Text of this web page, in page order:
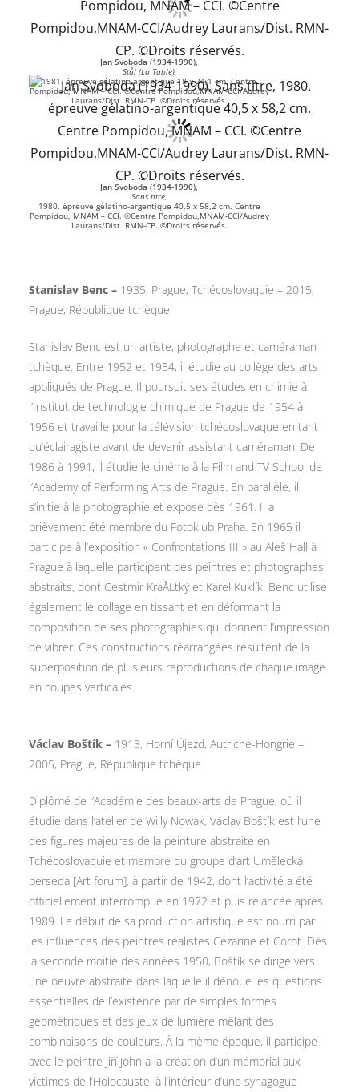
Jan Svoboda (1934-1990),
Stůl (La Table),
1981. épreuve gélatino-argentique 18 x 24,1 cm. Centre
Pompidou, MNAM – CCI. ©Centre Pompidou,MNAM-CCI/Audrey
Laurans/Dist. RMN-CP. ©Droits réservés.
Jan Svoboda (1934-1990),
Sans titre,
1980. épreuve gélatino-argentique 40,5 x 58,2 cm. Centre
Pompidou, MNAM – CCI. ©Centre Pompidou,MNAM-CCI/Audrey
Laurans/Dist. RMN-CP. ©Droits réservés.
Stanislav Benc – 1935, Prague, Tchécoslovaquie – 2015,
Prague, République tchèque
Stanislav Benc est un artiste, photographe et caméraman
tchèque. Entre 1952 et 1954, il étudie au collège des arts
appliqués de Prague. Il poursuit ses études en chimie à
l’Institut de technologie chimique de Prague de 1954 à
1956 et travaille pour la télévision tchécoslovaque en tant
qu’éclairagiste avant de devenir assistant caméraman. De
1986 à 1991, il étudie le cinéma à la Film and TV School de
l’Academy of Performing Arts de Prague. En parallèle, il
s’initie à la photographie et expose dès 1961. Il a
brièvement été membre du Fotoklub Praha. En 1965 il
participe à l’exposition « Confrontations III » au Aleš Hall à
Prague à laquelle participent des peintres et photographes
abstraits, dont Cestmir KraÅLtký et Karel Kuklík. Benc utilise
également le collage en tissant et en déformant la
composition de ses photographies qui donnent l’impression
de vibrer. Ces constructions réarrangées résultent de la
superposition de plusieurs reproductions de chaque image
en coupes verticales.
Václav Boštík – 1913, Horní Újezd, Autriche-Hongrie –
2005, Prague, République tchèque
Diplômé de l’Académie des beaux-arts de Prague, où il
étudie dans l’atelier de Willy Nowak, Václav Boštík est l’une
des figures majeures de la peinture abstraite en
Tchécoslovaquie et membre du groupe d’art Umělecká
berseda [Art forum], à partir de 1942, dont l’activité a été
officiellement interrompue en 1972 et puis relancée après
1989. Le début de sa production artistique est nourri par
les influences des peintres réalistes Cézanne et Corot. Dès
la seconde moitié des années 1950, Boštík se dirige vers
une oeuvre abstraite dans laquelle il dénoue les questions
essentielles de l’existence par de simples formes
géométriques et des jeux de lumière mêlant des
combinaisons de couleurs. À la même époque, il participe
avec le peintre Jiří John à la création d’un mémorial aux
victimes de l’Holocauste, à l’intérieur d’une synagogue